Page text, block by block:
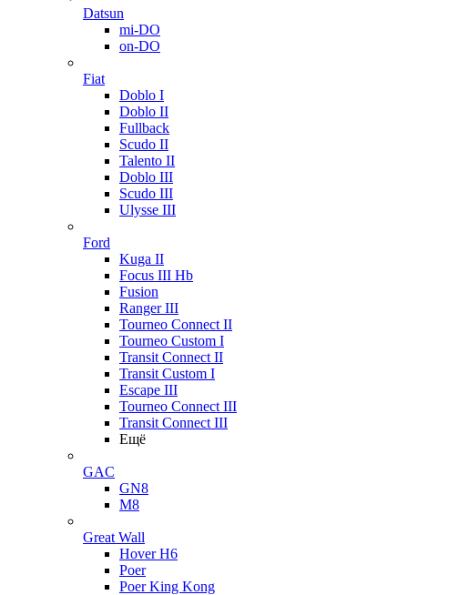
Datsun
mi-DO
on-DO
Fiat
Doblo I
Doblo II
Fullback
Scudo II
Talento II
Doblo III
Scudo III
Ulysse III
Ford
Kuga II
Focus III Hb
Fusion
Ranger III
Tourneo Connect II
Tourneo Custom I
Transit Connect II
Transit Custom I
Escape III
Tourneo Connect III
Transit Connect III
Ещё
GAC
GN8
M8
Great Wall
Hover H6
Poer
Poer King Kong